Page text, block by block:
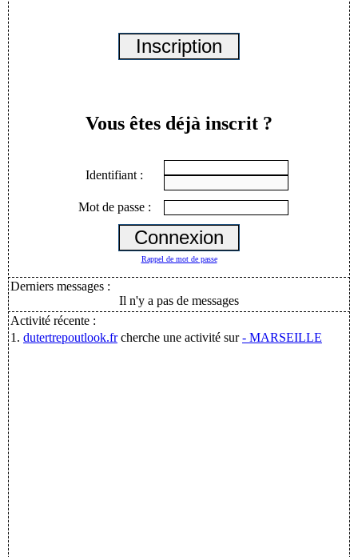
Vous êtes déjà inscrit ?
Identifiant :
Mot de passe :
Rappel de mot de passe
Derniers messages :
Il n'y a pas de messages
Activité récente :
1. dutertrepoutlook.frcherche une activité sur- MARSEILLE